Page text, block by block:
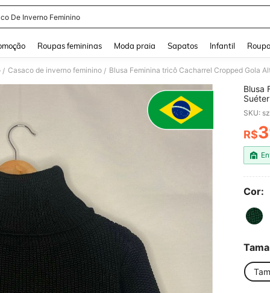
De Inverno Feminino
Roupas femininas Moda praia Sapatos Infantil
/ Casaco de inverno feminino / Blusa Feminina tricô Cacharrel Cropped Gola
Blusa
SKU:
R$
Cor: